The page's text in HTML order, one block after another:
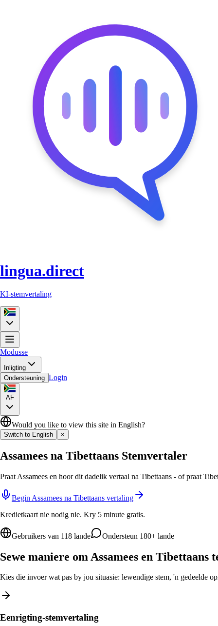
lingua.direct
KI-stemvertaling
Modusse
Inligting
Ondersteuning Login
AF
Would you like to view this site in English?
Switch to English ×
Assamees na Tibettaans Stemvertaler
Praat Assamees en hoor dit dadelik vertaal na Tibettaans - of praat
Begin Assamees na Tibettaans vertaling
Kredietkaart nie nodig nie. Kry 5 minute gratis.
Gebruikers van 118 lande Ondersteun 180+ lande
Sewe maniere om Assamees en Tibettaans
Kies die invoer wat pas by jou situasie: lewendige stem, 'n gedeelde
Eenrigting-stemvertaling